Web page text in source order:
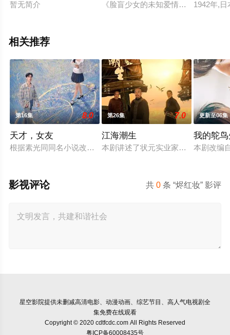
暂无简介 《脸盲少女的未知爱情》讲述的是
1942年,
相关推荐
第16集 8.0
天才，女友
根据素光同同名小说改编。江逾白长大以后，林知夏忽然对他说
第26集 7.0
江海潮生
本剧讲述了状元实业家张謇创办大生
更新至06集
我的鸵
本剧改编
共0 条 “烬红妆” 影评
影视评论
星空影院提供未删减高清电影、动漫动画、综艺节目、高人气电视剧全
集免费在线观看
Copyright © 2020 cdtfcdc.com All Rights Reserved
粤ICP备60008435号